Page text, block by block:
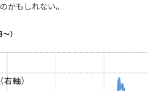
かもしれない。
）